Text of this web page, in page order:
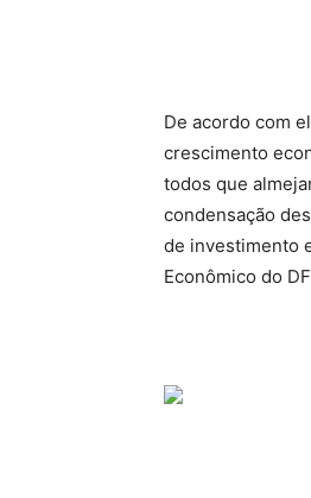
De acordo com
crescimento
todos que
condensação
de investimento
Econômico do